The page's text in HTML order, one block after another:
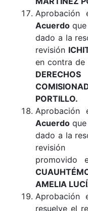
Acuerdo
dado a la
revisión
en contra de
PORTILLO.
Acuerdo
dado a la
revisión
promovido
AMELIA
Aprobación
resuelve el